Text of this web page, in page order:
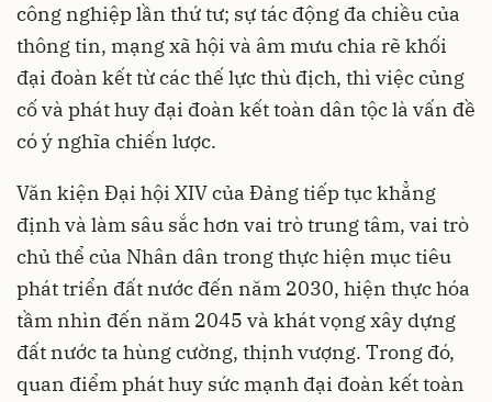
công nghiệp lần thứ tư; sự tác động đa chiều của
thông tin, mạng xã hội và âm mưu chia rẽ khối
đại đoàn kết từ các thế lực thù địch, thì việc củng
cố và phát huy đại đoàn kết toàn dân tộc là vấn đề
có ý nghĩa chiến lược.
Văn kiện Đại hội XIV của Đảng tiếp tục khẳng
định và làm sâu sắc hơn vai trò trung tâm, vai trò
chủ thể của Nhân dân trong thực hiện mục tiêu
phát triển đất nước đến năm 2030, hiện thực hóa
tầm nhìn đến năm 2045 và khát vọng xây dựng
đất nước ta hùng cường, thịnh vượng. Trong đó,
quan điểm phát huy sức mạnh đại đoàn kết toàn